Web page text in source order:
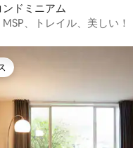
ドミニアム
、トレイル、美しい！
イスです。